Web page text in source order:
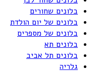
בלונים שחורים
בלונים של יום הולדת
בלונים של מספרים
בלונים תא
בלונים תל אביב
גלריה